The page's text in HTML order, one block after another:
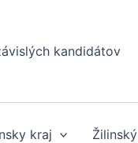
kandidátov
kraj